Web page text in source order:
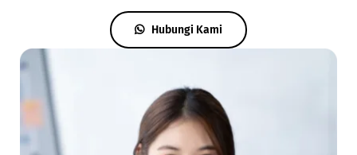
Hubungi Kami